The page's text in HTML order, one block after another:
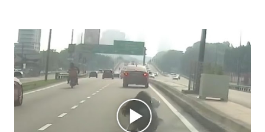
hiburan di kawasan berkenaan. Seorang mangsa disahkan
meninggal dunia di lokasi kejadian akibat terkena tembakan,
manakala seorang lagi mangsa mengalami kecederaan.
Turut dipercayai terdapat seorang lagi individu cedera
namun identitinya masih belum dikenal pasti selepas dibawa
keluar dari lokasi oleh kenalannya. Polis kini sedang giat